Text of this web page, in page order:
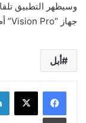
وسيظهر التطبيق
جهاز “Vision Pro” أم لا.
أبل
طباعة